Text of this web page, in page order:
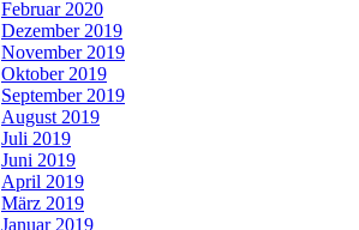
Februar 2020
Dezember 2019
November 2019
Oktober 2019
September 2019
August 2019
Juli 2019
Juni 2019
April 2019
März 2019
Januar 2019